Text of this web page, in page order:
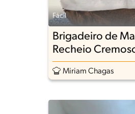
Fácil
Brigadeiro de
Recheio
Brilhante
Miriam Chagas